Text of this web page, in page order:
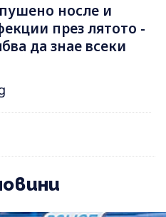
носле и
през лятотo -
да знае всеки